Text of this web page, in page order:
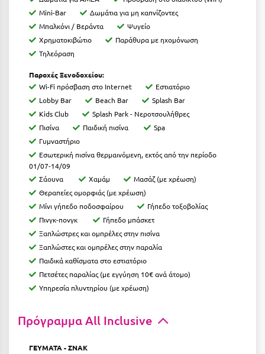
Κοκκώνι Κορινθίας
Κομοτηνή
Κόνιτσα
Κόρινθος
Κορώνη
Κουρούτα Ηλείας
Κουφονήσια
Κρουαζιέρες
Κύθηρα
Κυλλήνη
Κύμη Ευβοίας
Κύπρος
Mini-Bar
Δωμάτια για μη καπνίζοντες
Μπαλκόνι / Βεράντα
Ψυγείο
Χρηματοκιβώτιο
Παράθυρα με ηχομόνωση
Τηλεόραση
Παροχές Ξενοδοχείου:
Wi-Fi πρόσβαση στο Internet
Εστιατόριο
Lobby Bar
Beach Bar
Splash Bar
Kids Club
Splash Park - Νεροτσουλήθρες
Πισίνα
Παιδική πισίνα
Spa
Γυμναστήριο
Εσωτερική πισίνα θερμαινόμενη, εκτός από την περίοδο
01/07-14/09
Σάουνα
Χαμάμ
Μασάζ (με χρέωση)
Θεραπείες ομορφιάς (με χρέωση)
Μίνι γήπεδο ποδοσφαίρου
Γήπεδο τοξοβολίας
Πινγκ-πονγκ
Γήπεδο μπάσκετ
Ξαπλώστρες και ομπρέλες στην πισίνα
Ξαπλώστες και ομπρέλες στην παραλία
Παιδικά καθίσματα στο εστιατόριο
Πετσέτες παραλίας (με εγγύηση 10€ ανά άτομο)
Υπηρεσία πλυντηρίου (με χρέωση)
Πρόγραμμα All Inclusive
ΓΕΥΜΑΤΑ - ΣΝΑΚ